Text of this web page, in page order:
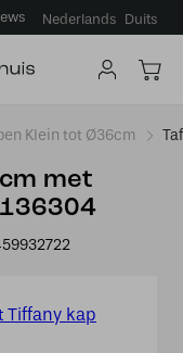
Nederlands Duits
Klein tot Ø36cm
met